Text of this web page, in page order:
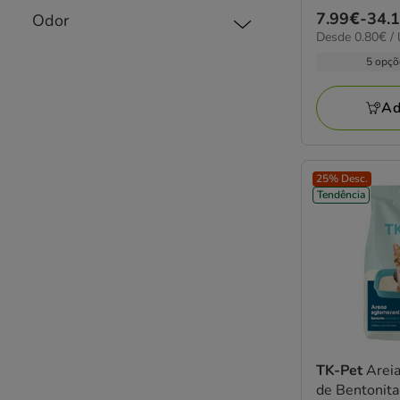
Odor
estrelas
com
avaliações
Preço
de
34.18€
7.99€-
0.80€
Desde 0.80€ / l
5
25% Desc.
Tendência
TK-Pet
de